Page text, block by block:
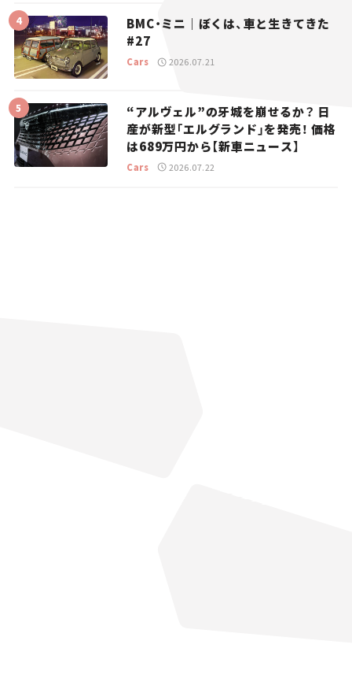
BMC・ミニ｜ぼくは、車と生きてきた
#27
Cars 2026.07.21
“アルヴェル”の牙城を崩せるか？ 日
産が新型「エルグランド」を発売！ 価格
は689万円から【新車ニュース】
Cars 2026.07.22